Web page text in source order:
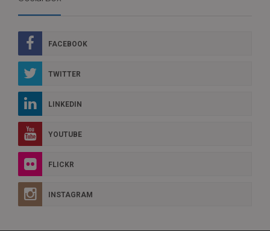
FACEBOOK
TWITTER
LINKEDIN
YOUTUBE
FLICKR
INSTAGRAM